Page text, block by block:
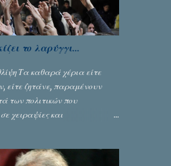
το λαρύγγι...
Τα καθαρά χέρια είτε
είτε ζητάνε, παραμένουν
των πολιτικών που
χειραψίες και